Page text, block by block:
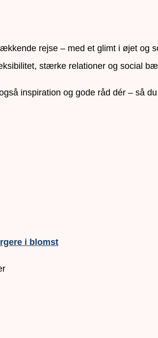
rejse – med et glimt i øjet og
stærke relationer og social
inspiration og gode råd dér – så
i blomst